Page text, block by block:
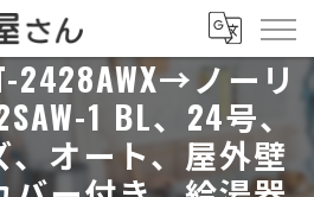
2428AWX→ノーリ
1 BL、24号、
、オート、屋外壁